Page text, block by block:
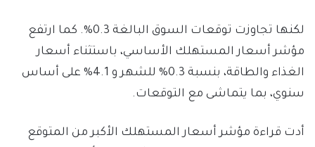
لكنها تجاوزت توقعات السوق البالغة 0.3%. كما ارتفع
مؤشر أسعار المستهلك الأساسي، باستثناء أسعار
الغذاء والطاقة، بنسبة 0.3% للشهر و 4.1% على أساس
سنوي، بما يتماشى مع التوقعات.
أدت قراءة مؤشر أسعار المستهلك الأكبر من المتوقع